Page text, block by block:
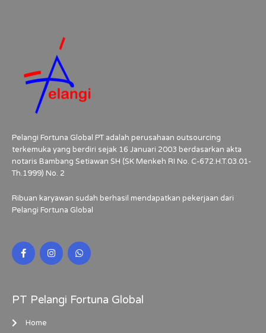
Pelangi Fortuna Global PT adalah perusahaan outsourcing
terkemuka yang berdiri sejak 16 Januari 2003 berdasarkan akta
notaris Bambang Setiawan SH (SK Menkeh RI No. C-672.H.T.03.01-
Th.1999) No. 2
Ribuan karyawan sudah berhasil mendapatkan pekerjaan dari
Pelangi Fortuna Global
PT Pelangi Fortuna Global
Home